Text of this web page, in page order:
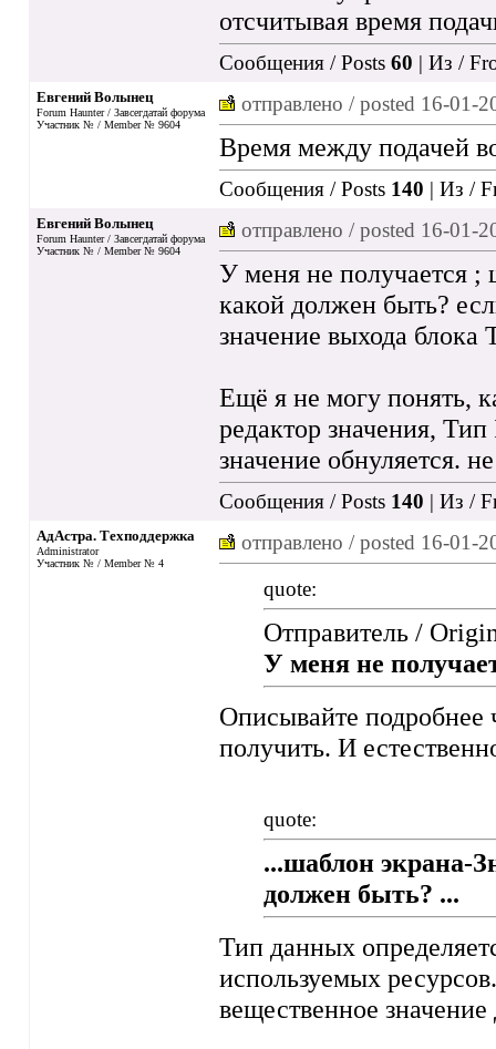
отсчитывая время
Сообщения / Posts 60 | Из /
Евгений Волынец
Forum Haunter / Завсегдатай форума
Участник № / Member № 9604
отправлено / posted 16-01-
Время между подачей
Сообщения / Posts 140 | Из /
Евгений Волынец
Forum Haunter / Завсегдатай форума
Участник № / Member № 9604
отправлено / posted 16-01-
У меня не получается ;
какой должен быть?
значение выхода блока
Ещё я не могу понять,
редактор значения,
значение обнуляется.
Сообщения / Posts 140 | Из /
АдАстра. Техподдержка
Administrator
Участник № / Member № 4
отправлено / posted 16-01-
quote:
Отправитель /
У меня не
Описывайте подробнее
получить. И
quote:
...шаблон экрана-
должен быть? ...
Тип данных
используемых
вещественное